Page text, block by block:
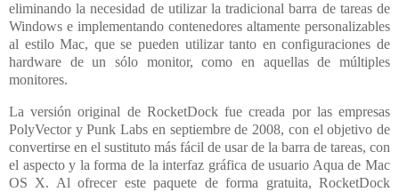
eliminando la necesidad de utilizar la tradicional barra de tareas de
Windows e implementando contenedores altamente personalizables
al estilo Mac, que se pueden utilizar tanto en configuraciones de
hardware de un sólo monitor, como en aquellas de múltiples
monitores.
La versión original de RocketDock fue creada por las empresas
PolyVector y Punk Labs en septiembre de 2008, con el objetivo de
convertirse en el sustituto más fácil de usar de la barra de tareas, con
el aspecto y la forma de la interfaz gráfica de usuario Aqua de Mac
OS X. Al ofrecer este paquete de forma gratuita, RocketDock